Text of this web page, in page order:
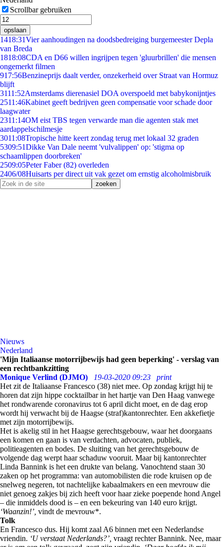
Scrollbar gebruiken
opslaan
1418:31Vier aanhoudingen na doodsbedreiging burgemeester Depla
van Breda
1818:08CDA en D66 willen ingrijpen tegen 'gluurbrillen' die mensen
ongemerkt filmen
917:56Benzineprijs daalt verder, onzekerheid over Straat van Hormuz
blijft
3111:52Amsterdams dierenasiel DOA overspoeld met babykonijntjes
2511:46Kabinet geeft bedrijven geen compensatie voor schade door
laagwater
2311:14OM eist TBS tegen verwarde man die agenten stak met
aardappelschilmesje
3011:08Tropische hitte keert zondag terug met lokaal 32 graden
5309:51Dikke Van Dale neemt 'vulvalippen' op: 'stigma op
schaamlippen doorbreken'
2509:05Peter Faber (82) overleden
2406/08Huisarts per direct uit vak gezet om ernstig alcoholmisbruik
Nieuws
Nederland
'Mijn Italiaanse motorrijbewijs had geen beperking' - verslag van
een rechtbankzitting
Monique Verlind (DJMO)
19-03-2020 09:23
print
Het zit de Italiaanse Francesco (38) niet mee. Op zondag krijgt hij te
horen dat zijn hippe cocktailbar in het hartje van Den Haag vanwege
het rondwarende coronavirus tot 6 april dicht moet, en de dag erop
wordt hij verwacht bij de Haagse (straf)kantonrechter. Een akkefietje
met zijn motorrijbewijs.
Het is akelig stil in het Haagse gerechtsgebouw, waar het doorgaans
een komen en gaan is van verdachten, advocaten, publiek,
politieagenten en bodes. De sluiting van het gerechtsgebouw de
volgende dag werpt haar schaduw vooruit. Maar bij kantonrechter
Linda Bannink is het een drukte van belang. Vanochtend staan 30
zaken op het programma: van automobilisten die rode kruisen op de
snelweg negeren, tot nachtelijke kabaalmakers en een mevrouw die
niet genoeg zakjes bij zich heeft voor haar zieke poepende hond Angel
– die inmiddels dood is – en een bekeuring van 140 euro krijgt.
‘Waanzin!’, vindt de mevrouw*.
Tolk
En Francesco dus. Hij komt zaal A6 binnen met een Nederlandse
vriendin. ‘U verstaat Nederlands?’, vraagt rechter Bannink. Nee, maar